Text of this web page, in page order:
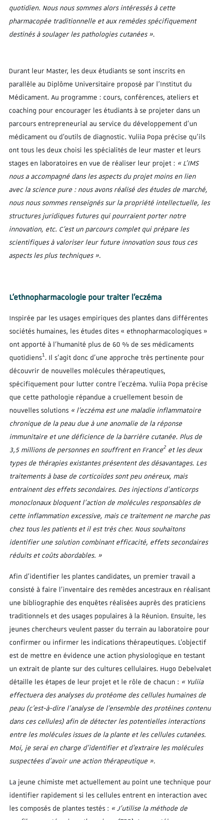
quotidien. Nous nous sommes alors intéressés à cette
pharmacopée traditionnelle et aux remèdes spécifiquement
destinés à soulager les pathologies cutanées ».
Durant leur Master, les deux étudiants se sont inscrits en
parallèle au Diplôme Universitaire proposé par l’Institut du
Médicament. Au programme : cours, conférences, ateliers et
coaching pour encourager les étudiants à se projeter dans un
parcours entrepreneurial au service du développement d’un
médicament ou d’outils de diagnostic. Yuliia Popa précise qu’ils
ont tous les deux choisi les spécialités de leur master et leurs
stages en laboratoires en vue de réaliser leur projet : « L’IMS
nous a accompagné dans les aspects du projet moins en lien
avec la science pure : nous avons réalisé des études de marché,
nous nous sommes renseignés sur la propriété intellectuelle, les
structures juridiques futures qui pourraient porter notre
innovation, etc. C’est un parcours complet qui prépare les
scientifiques à valoriser leur future innovation sous tous ces
aspects les plus techniques ».
L'ethnopharmacologie pour traiter l’eczéma
Inspirée par les usages empiriques des plantes dans différentes
sociétés humaines, les études dites « ethnopharmacologiques »
ont apporté à l’humanité plus de 60 % de ses médicaments
quotidiens1. Il s’agit donc d’une approche très pertinente pour
découvrir de nouvelles molécules thérapeutiques,
spécifiquement pour lutter contre l’eczéma. Yuliia Popa précise
que cette pathologie répandue a cruellement besoin de
nouvelles solutions « l’eczéma est une maladie inflammatoire
chronique de la peau due à une anomalie de la réponse
immunitaire et une déficience de la barrière cutanée. Plus de
3,5 millions de personnes en souffrent en France2 et les deux
types de thérapies existantes présentent des désavantages. Les
traitements à base de corticoïdes sont peu onéreux, mais
entrainent des effets secondaires. Des injections d’anticorps
monoclonaux bloquent l’action de molécules responsables de
cette inflammation excessive, mais ce traitement ne marche pas
chez tous les patients et il est très cher. Nous souhaitons
identifier une solution combinant efficacité, effets secondaires
réduits et coûts abordables. »
Afin d’identifier les plantes candidates, un premier travail a
consisté à faire l’inventaire des remèdes ancestraux en réalisant
une bibliographie des enquêtes réalisées auprès des praticiens
traditionnels et des usages populaires à la Réunion. Ensuite, les
jeunes chercheurs veulent passer du terrain au laboratoire pour
confirmer ou infirmer les indications thérapeutiques. L’objectif
est de mettre en évidence une action physiologique en testant
un extrait de plante sur des cultures cellulaires. Hugo Debelvalet
détaille les étapes de leur projet et le rôle de chacun : « Yuliia
effectuera des analyses du protéome des cellules humaines de
peau (c’est-à-dire l’analyse de l’ensemble des protéines contenu
dans ces cellules) afin de détecter les potentielles interactions
entre les molécules issues de la plante et les cellules cutanées.
Moi, je serai en charge d’identifier et d’extraire les molécules
suspectées d’avoir une action thérapeutique ».
La jeune chimiste met actuellement au point une technique pour
identifier rapidement si les cellules entrent en interaction avec
les composés de plantes testés : « J’utilise la méthode de